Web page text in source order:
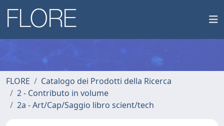
FLORE
Catalogo dei Prodotti della Ricerca
2 - Contributo in volume
2a - Art/Cap/Saggio libro scient/tech